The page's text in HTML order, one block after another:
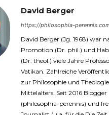
David Berger
https://philosophia-
David Berger (Jg. 1968) war
Promotion (Dr. phil.) und
(Dr. theol.) viele Jahre
Vatikan. Zahlreiche
zur Philosophie und Theologie
Mittelalters. Seit 2016 Blogger
(philosophia-perennis) und